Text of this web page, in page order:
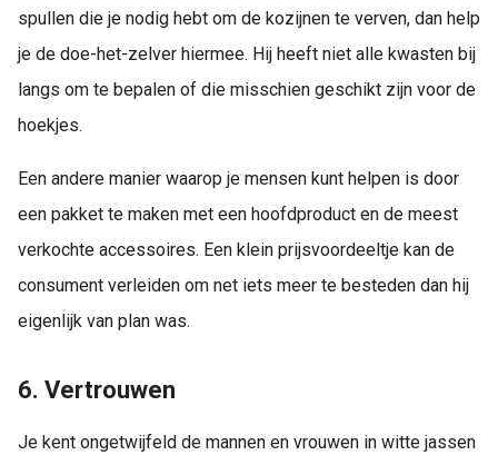
spullen die je nodig hebt om de kozijnen te verven, dan help
je de doe-het-zelver hiermee. Hij heeft niet alle kwasten bij
langs om te bepalen of die misschien geschikt zijn voor de
hoekjes.
Een andere manier waarop je mensen kunt helpen is door
een pakket te maken met een hoofdproduct en de meest
verkochte accessoires. Een klein prijsvoordeeltje kan de
consument verleiden om net iets meer te besteden dan hij
eigenlijk van plan was.
6. Vertrouwen
Je kent ongetwijfeld de mannen en vrouwen in witte jassen